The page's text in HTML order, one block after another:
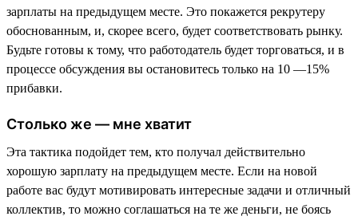
зарплаты на предыдущем месте. Это покажется рекрутеру
обоснованным, и, скорее всего, будет соответствовать рынку.
Будьте готовы к тому, что работодатель будет торговаться, и в
процессе обсуждения вы остановитесь только на 10 —15%
прибавки.
Столько же — мне хватит
Эта тактика подойдет тем, кто получал действительно
хорошую зарплату на предыдущем месте. Если на новой
работе вас будут мотивировать интересные задачи и отличный
коллектив, то можно соглашаться на те же деньги, не боясь